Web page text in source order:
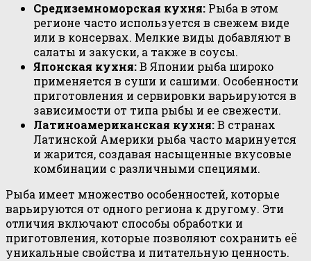
Средиземноморская кухня: Рыба в этом
регионе часто используется в свежем виде
или в консервах. Мелкие виды добавляют в
салаты и закуски, а также в соусы.
Японская кухня:В Японии рыба широко
применяется в суши и сашими. Особенности
приготовления и сервировки варьируются в
зависимости от типа рыбы и ее свежести.
Латиноамериканская кухня:В странах
Латинской Америки рыба часто маринуется
и жарится, создавая насыщенные вкусовые
комбинации с различными специями.
Рыба имеет множество особенностей, которые
варьируются от одного региона к другому. Эти
отличия включают способы обработки и
приготовления, которые позволяют сохранить её
уникальные свойства и питательную ценность.